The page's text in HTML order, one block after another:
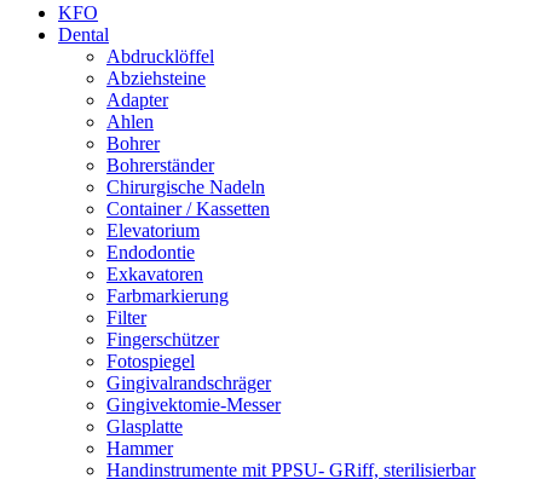
KFO
Dental
Abdrucklöffel
Abziehsteine
Adapter
Ahlen
Bohrer
Bohrerständer
Chirurgische Nadeln
Container / Kassetten
Elevatorium
Endodontie
Exkavatoren
Farbmarkierung
Filter
Fingerschützer
Fotospiegel
Gingivalrandschräger
Gingivektomie-Messer
Glasplatte
Hammer
Handinstrumente mit PPSU- GRiff, sterilisierbar